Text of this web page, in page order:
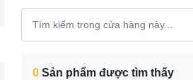
0 Sản phẩm được tìm thấy